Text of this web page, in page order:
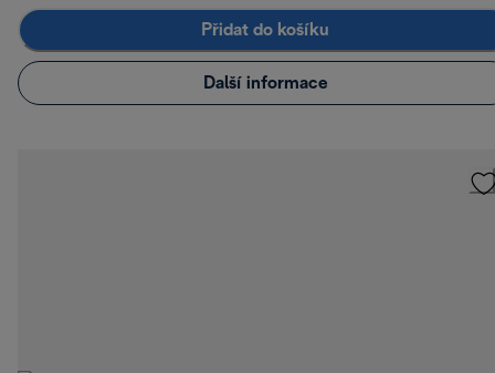
Přidat do košíku
Další informace